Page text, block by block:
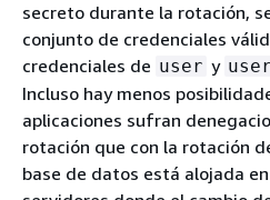
secreto durante la rotación,
conjunto de credenciales
credenciales de user y
Incluso hay menos
aplicaciones sufran
rotación que con la rotación
base de datos está alojada